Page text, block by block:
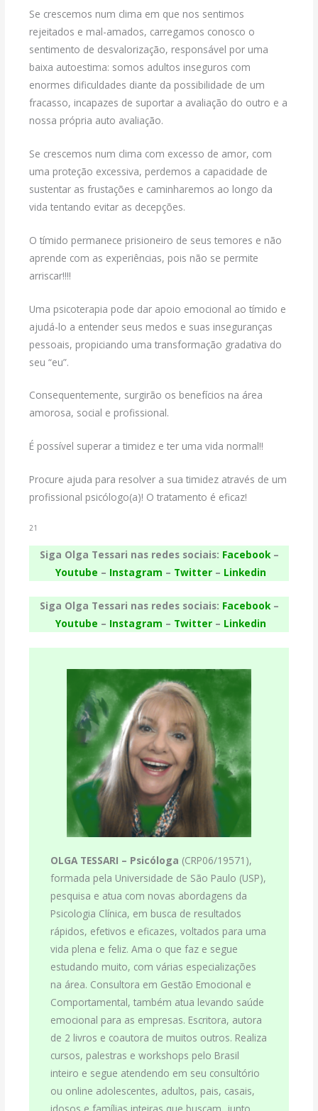
Se crescemos num clima em que nos sentimos
rejeitados e mal-amados, carregamos conosco o
sentimento de desvalorização, responsável por uma
baixa autoestima: somos adultos inseguros com
enormes dificuldades diante da possibilidade de um
fracasso, incapazes de suportar a avaliação do outro e a
nossa própria auto avaliação.
Se crescemos num clima com excesso de amor, com
uma proteção excessiva, perdemos a capacidade de
sustentar as frustações e caminharemos ao longo da
vida tentando evitar as decepções.
O tímido permanece prisioneiro de seus temores e não
aprende com as experiências, pois não se permite
arriscar!!!!
Uma psicoterapia pode dar apoio emocional ao tímido e
ajudá-lo a entender seus medos e suas inseguranças
pessoais, propiciando uma transformação gradativa do
seu “eu”.
Consequentemente, surgirão os benefícios na área
amorosa, social e profissional.
É possível superar a timidez e ter uma vida normal!!
Procure ajuda para resolver a sua timidez através de um
profissional psicólogo(a)! O tratamento é eficaz!
21
Siga Olga Tessari nas redes sociais: Facebook–
Youtube – Instagram – Twitter– Linkedin
Siga Olga Tessari nas redes sociais: Facebook–
Youtube – Instagram – Twitter– Linkedin
OLGA TESSARI – Psicóloga (CRP06/19571),
formada pela Universidade de São Paulo (USP),
pesquisa e atua com novas abordagens da
Psicologia Clínica, em busca de resultados
rápidos, efetivos e eficazes, voltados para uma
vida plena e feliz. Ama o que faz e segue
estudando muito, com várias especializações
na área. Consultora em Gestão Emocional e
Comportamental, também atua levando saúde
emocional para as empresas. Escritora, autora
de 2 livros e coautora de muitos outros. Realiza
cursos, palestras e workshops pelo Brasil
inteiro e segue atendendo em seu consultório
ou online adolescentes, adultos, pais, casais,